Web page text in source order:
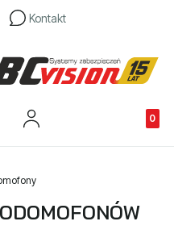
Kontakt